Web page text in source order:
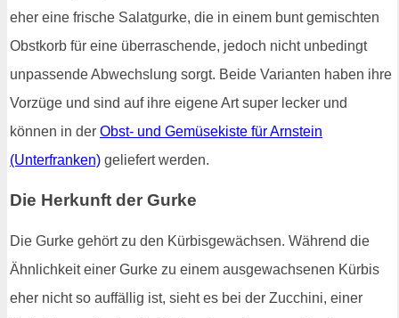
eher eine frische Salatgurke, die in einem bunt gemischten
Obstkorb für eine überraschende, jedoch nicht unbedingt
unpassende Abwechslung sorgt. Beide Varianten haben ihre
Vorzüge und sind auf ihre eigene Art super lecker und
können in der Obst- und Gemüsekiste für Arnstein
(Unterfranken) geliefert werden.
Die Herkunft der Gurke
Die Gurke gehört zu den Kürbisgewächsen. Während die
Ähnlichkeit einer Gurke zu einem ausgewachsenen Kürbis
eher nicht so auffällig ist, sieht es bei der Zucchini, einer